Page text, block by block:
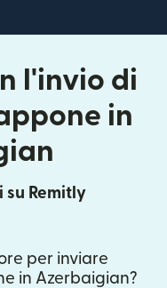
l'invio di
in
su Remitly
per inviare
in Azerbaigian?